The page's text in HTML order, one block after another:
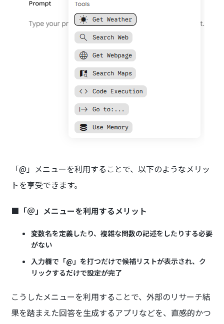
「@」メニューを利用することで、以下のようなメリッ
トを享受できます。
■「＠」メニューを利用するメリット
変数名を定義したり、複雑な関数の記述をしたりする必要
がない
入力欄で「@」を打つだけで候補リストが表示され、ク
リックするだけで設定が完了
こうしたメニューを利用することで、外部のリサーチ結
果を踏まえた回答を生成するアプリなどを、直感的かつ